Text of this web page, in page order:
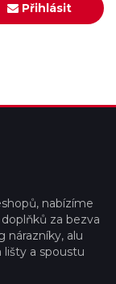
Přihlásit
nabízíme
za bezva
nárazníky, alu
lišty a spoustu